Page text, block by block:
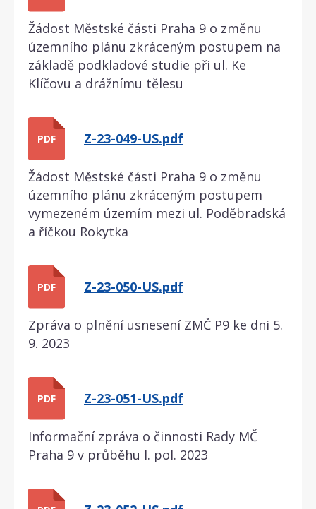
Žádost Městské části Praha 9 o změnu
územního plánu zkráceným postupem na
základě podkladové studie při ul. Ke
Klíčovu a drážnímu tělesu
PDF Z-23-049-US.pdf
Žádost Městské části Praha 9 o změnu
územního plánu zkráceným postupem
vymezeném územím mezi ul. Poděbradská
a říčkou Rokytka
PDF Z-23-050-US.pdf
Zpráva o plnění usnesení ZMČ P9 ke dni 5.
9. 2023
PDF Z-23-051-US.pdf
Informační zpráva o činnosti Rady MČ
Praha 9 v průběhu I. pol. 2023